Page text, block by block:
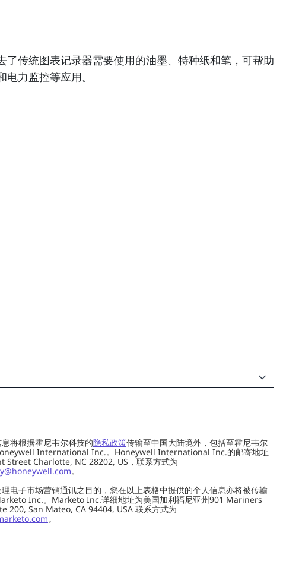
传统图表记录器需要使用的油墨、特种纸和笔，可帮助
力监控等应用。
将根据霍尼韦尔科技的隐私政策传输至中国大陆境外，包括至霍尼韦尔
International Inc.。Honeywell International Inc.的邮寄地址
Street Charlotte, NC 28202, US，联系方式为
。
电子市场营销通讯之目的，您在以上表格中提供的个人信息亦将被传输
Inc.。Marketo Inc.详细地址为美国加利福尼亚州901 Mariners
200, San Mateo, CA 94404, USA 联系方式为
。